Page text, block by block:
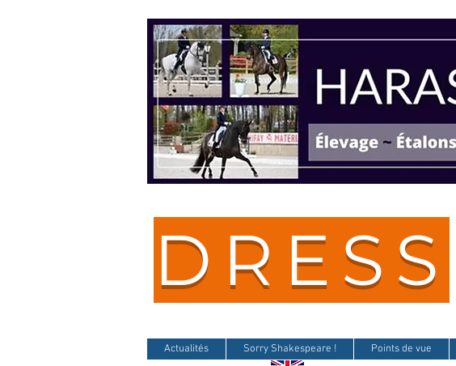
DRESS
Actualités Sorry Shakespeare ! Points de vue